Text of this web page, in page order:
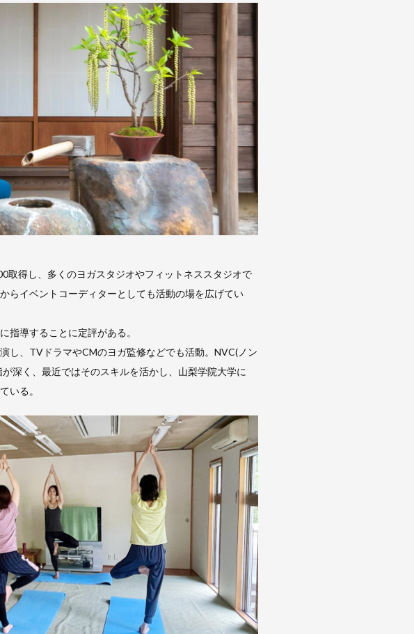
取得し、多くのヨガスタジオやフィットネススタジオで
らイベントコーディターとしても活動の場を広げてい
指導することに定評がある。
し、TVドラマやCMのヨガ監修などでも活動。NVC(ノン
深く、最近ではそのスキルを活かし、山梨学院大学に
いる。